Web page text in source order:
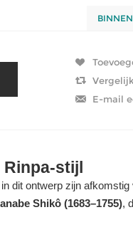
stijl
dit ontwerp zijn
Shikô (1683–1755),